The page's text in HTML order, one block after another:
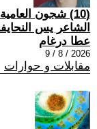
(10) شجون
الشاعر يس
عطا درغام
2026 / 8 / 9
مقابلات و حوارات